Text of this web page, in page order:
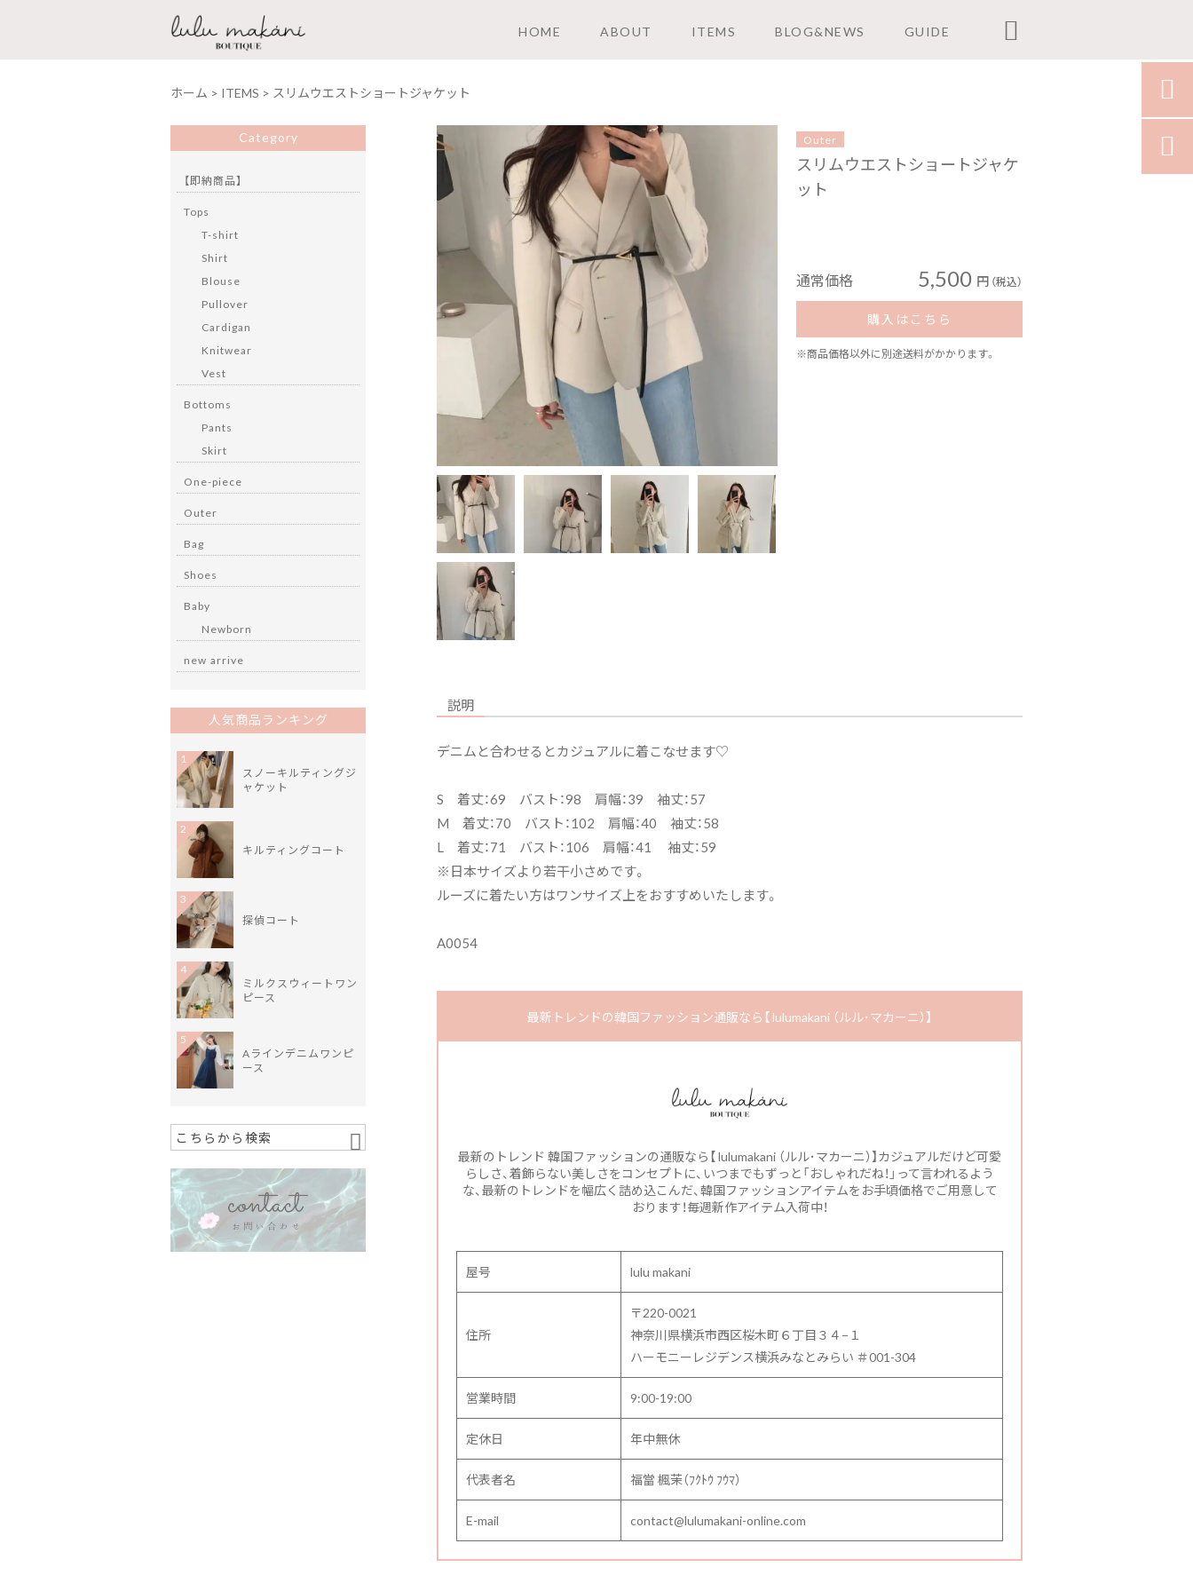
HOME ABOUT ITEMS BLOG&NEWS GUIDE 
ホーム > ITEMS > スリムウエストショートジャケット
Outer
スリムウエストショートジャケ
ット
通常価格 5,500 円 （税込）
購入はこちら
※商品価格以外に別途送料がかかります。
説明
デニムと合わせるとカジュアルに着こなせます♡
S 着丈：69 バスト：98 肩幅：39 袖丈：57
M 着丈：70 バスト：102 肩幅：40 袖丈：58
L 着丈：71 バスト：106 肩幅：41 袖丈：59
※日本サイズより若干小さめです。
ルーズに着たい方はワンサイズ上をおすすめいたします。
A0054
最新トレンドの韓国ファッション通販なら【 lulumakani （ルル･マカーニ）】
最新のトレンド 韓国ファッションの通販なら【 lulumakani （ルル･マカーニ）】カジュアルだけど可愛
らしさ、着飾らない美しさをコンセプトに、いつまでもずっと「おしゃれだね！」って言われるよう
な、最新のトレンドを幅広く詰め込こんだ、韓国ファッションアイテムをお手頃価格でご用意して
おります！毎週新作アイテム入荷中！
屋号 lulu makani
住所
〒220-0021
神奈川県横浜市西区桜木町６丁目３４−１
ハーモニーレジデンス横浜みなとみらい ＃001-304
営業時間 9:00-19:00
定休日 年中無休
代表者名 福當 楓茉（ﾌｸﾄｳ ﾌｳﾏ）
E-mail contact@lulumakani-online.com
Category
【即納商品】
Tops
T-shirt
Shirt
Blouse
Pullover
Cardigan
Knitwear
Vest
Bottoms
Pants
Skirt
One-piece
Outer
Bag
Shoes
Baby
Newborn
new arrive
人気商品ランキング
スノーキルティングジ
ャケット
1
キルティングコート
2
探偵コート
3
ミルクスウィートワン
ピース
4
Aラインデニムワンピ
ース
5

